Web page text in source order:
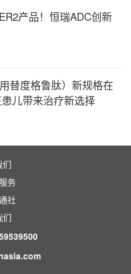
：从中国新到全球新-
执行董事
执行董事、资深副总裁
星医药联席总裁
业务发展负责人
资发展部总监
人、创新拓展副总经理
产品！恒瑞ADC创新
替度格鲁肽）新规格在
儿带来治疗新选择
们
务
社
们